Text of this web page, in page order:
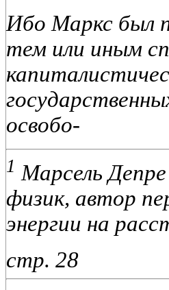
Ибо Маркс был
тем или иным
освобо-
1 Марсель
физик, автор
энергии на
стр. 28